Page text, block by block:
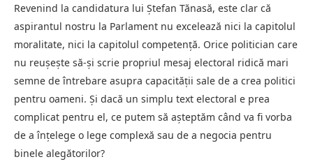
Revenind la candidatura lui Ștefan Tănasă, este clar că
aspirantul nostru la Parlament nu excelează nici la capitolul
moralitate, nici la capitolul competență. Orice politician care
nu reușește să-și scrie propriul mesaj electoral ridică mari
semne de întrebare asupra capacității sale de a crea politici
pentru oameni. Și dacă un simplu text electoral e prea
complicat pentru el, ce putem să așteptăm când va fi vorba
de a înțelege o lege complexă sau de a negocia pentru
binele alegătorilor?